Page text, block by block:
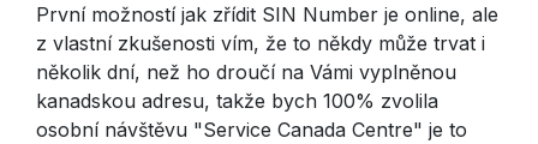
První možností jak zřídit SIN Number je online, ale
z vlastní zkušenosti vím, že to někdy může trvat i
několik dní, než ho droučí na Vámi vyplněnou
kanadskou adresu, takže bych 100% zvolila
osobní návštěvu "Service Canada Centre" je to